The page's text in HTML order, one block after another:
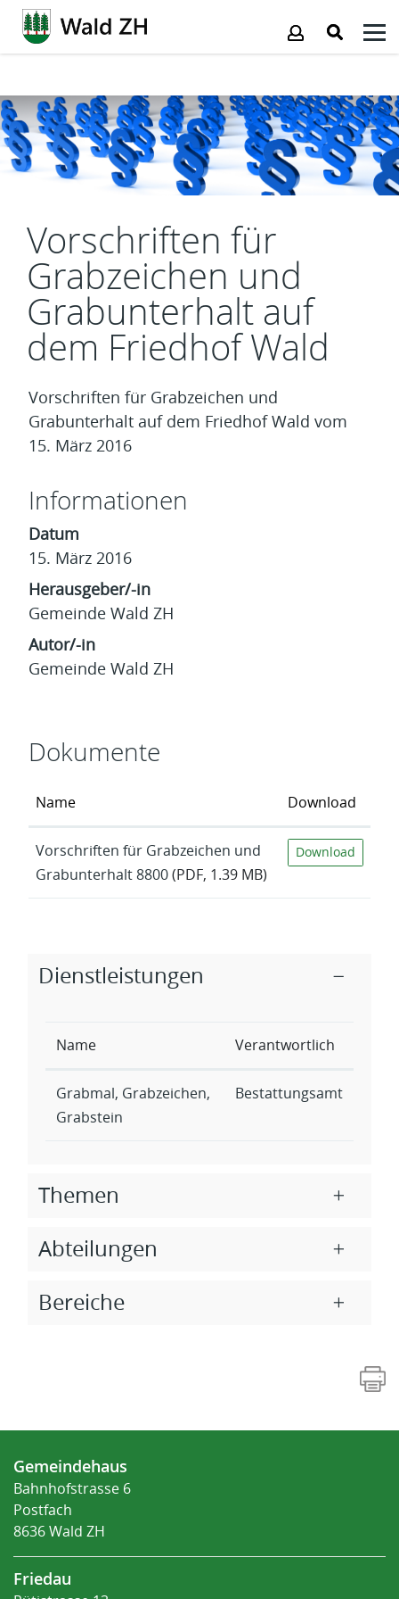
Kopfzeile
Inhalt
Vorschriften für
Grabzeichen und
Grabunterhalt auf
dem Friedhof Wald
Vorschriften für Grabzeichen und
Grabunterhalt auf dem Friedhof Wald vom
15. März 2016
Informationen
Datum
15. März 2016
Herausgeber/-in
Gemeinde Wald ZH
Autor/-in
Gemeinde Wald ZH
Dokumente
Name Download
Vorschriften für Grabzeichen und
Grabunterhalt 8800 (PDF, 1.39 MB)
Download
Zugehörige Objekte
Dienstleistungen
Name Verantwortlich
Grabmal, Grabzeichen,
Grabstein
Bestattungsamt
Themen
Abteilungen
Bereiche
Fusszeile
Gemeindehaus
Bahnhofstrasse 6
Postfach
8636 Wald ZH
Friedau